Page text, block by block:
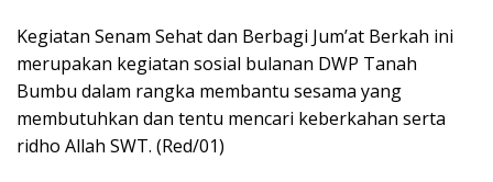
Kegiatan Senam Sehat dan Berbagi Jum’at Berkah ini
merupakan kegiatan sosial bulanan DWP Tanah
Bumbu dalam rangka membantu sesama yang
membutuhkan dan tentu mencari keberkahan serta
ridho Allah SWT. (Red/01)